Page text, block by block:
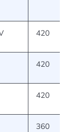
420
420
420
360